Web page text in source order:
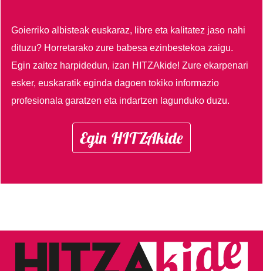
Goierriko albisteak euskaraz, libre eta kalitatez jaso nahi
dituzu? Horretarako zure babesa ezinbestekoa zaigu.
Egin zaitez harpidedun, izan HITZAkide!Zure ekarpenari
esker, euskaratik eginda dagoen tokiko informazio
profesionala garatzen eta indartzen lagunduko duzu.
Egin HITZAkide